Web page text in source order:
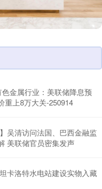
金属行业：美联储降息预
重上8万大关-250914
吴清访问法国、巴西金融监
美联储官员密集发声
卡洛特水电站建设实物入藏